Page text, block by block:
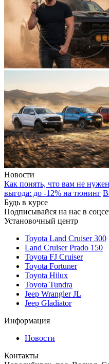
Новости
Как понять, что вам не
выгода: до -12% на тюнинг
Будь в курсе
Подписывайся на нас в
Установочный центр
Toyota Land Cruiser 300
Land Cruiser Prado 150
Toyota FJ Cruiser
Toyota Fortuner
Toyota Hilux
Toyota Tundra
Jeep Wrangler JL
Jeep Gladiator
Информация
Новости
Контакты